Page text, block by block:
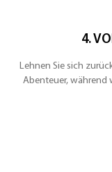
4.
Lehnen Sie sich
Abenteuer, während